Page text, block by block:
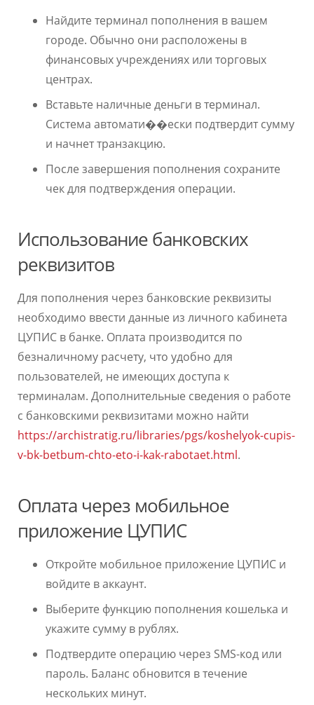
Найдите терминал пополнения в вашем
городе. Обычно они расположены в
финансовых учреждениях или торговых
центрах.
Вставьте наличные деньги в терминал.
Система автомати��ески подтвердит сумму
и начнет транзакцию.
После завершения пополнения сохраните
чек для подтверждения операции.
Использование банковских
реквизитов
Для пополнения через банковские реквизиты
необходимо ввести данные из личного кабинета
ЦУПИС в банке. Оплата производится по
безналичному расчету, что удобно для
пользователей, не имеющих доступа к
терминалам. Дополнительные сведения о работе
с банковскими реквизитами можно найти
https://archistratig.ru/libraries/pgs/koshelyok-cupis-
v-bk-betbum-chto-eto-i-kak-rabotaet.html.
Оплата через мобильное
приложение ЦУПИС
Откройте мобильное приложение ЦУПИС и
войдите в аккаунт.
Выберите функцию пополнения кошелька и
укажите сумму в рублях.
Подтвердите операцию через SMS-код или
пароль. Баланс обновится в течение
нескольких минут.